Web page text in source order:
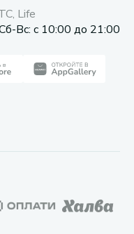
Life
Вс: с 10:00 до 21:00